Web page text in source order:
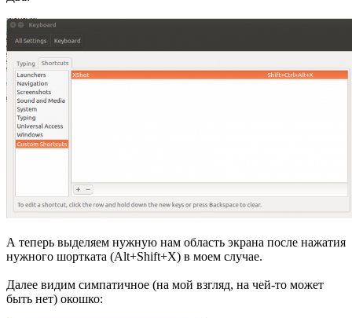
А теперь выделяем нужную нам область экрана после нажатия
нужного шортката (Alt+Shift+X) в моем случае.
Далее видим симпатичное (на мой взгляд, на чей-то может
быть нет) окошко: